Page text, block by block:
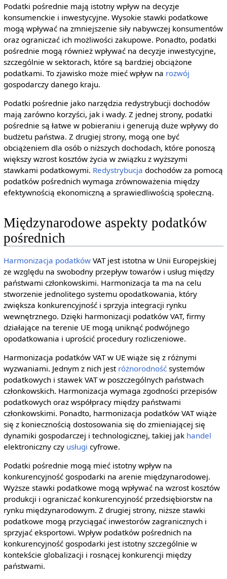
Podatki pośrednie mają istotny wpływ na decyzje
konsumenckie i inwestycyjne. Wysokie stawki podatkowe
mogą wpływać na zmniejszenie siły nabywczej konsumentów
oraz ograniczać ich możliwości zakupowe. Ponadto, podatki
pośrednie mogą również wpływać na decyzje inwestycyjne,
szczególnie w sektorach, które są bardziej obciążone
podatkami. To zjawisko może mieć wpływ na rozwój
gospodarczy danego kraju.
Podatki pośrednie jako narzędzia redystrybucji dochodów
mają zarówno korzyści, jak i wady. Z jednej strony, podatki
pośrednie są łatwe w pobieraniu i generują duże wpływy do
budżetu państwa. Z drugiej strony, mogą one być
obciążeniem dla osób o niższych dochodach, które ponoszą
większy wzrost kosztów życia w związku z wyższymi
stawkami podatkowymi. Redystrybucja dochodów za pomocą
podatków pośrednich wymaga zrównoważenia między
efektywnością ekonomiczną a sprawiedliwością społeczną.
Międzynarodowe aspekty podatków
pośrednich
Harmonizacja podatkówVAT jest istotna w Unii Europejskiej
ze względu na swobodny przepływ towarów i usług między
państwami członkowskimi. Harmonizacja ta ma na celu
stworzenie jednolitego systemu opodatkowania, który
zwiększa konkurencyjność i sprzyja integracji rynku
wewnętrznego. Dzięki harmonizacji podatków VAT, firmy
działające na terenie UE mogą uniknąć podwójnego
opodatkowania i uprościć procedury rozliczeniowe.
Harmonizacja podatków VAT w UE wiąże się z różnymi
wyzwaniami. Jednym z nich jest różnorodnośćsystemów
podatkowych i stawek VAT w poszczególnych państwach
członkowskich. Harmonizacja wymaga zgodności przepisów
podatkowych oraz współpracy między państwami
członkowskimi. Ponadto, harmonizacja podatków VAT wiąże
się z koniecznością dostosowania się do zmieniającej się
dynamiki gospodarczej i technologicznej, takiej jak handel
elektroniczny czy usługi cyfrowe.
Podatki pośrednie mogą mieć istotny wpływ na
konkurencyjność gospodarki na arenie międzynarodowej.
Wyższe stawki podatkowe mogą wpływać na wzrost kosztów
produkcji i ograniczać konkurencyjność przedsiębiorstw na
rynku międzynarodowym. Z drugiej strony, niższe stawki
podatkowe mogą przyciągać inwestorów zagranicznych i
sprzyjać eksportowi. Wpływ podatków pośrednich na
konkurencyjność gospodarki jest istotny szczególnie w
kontekście globalizacji i rosnącej konkurencji między
państwami.